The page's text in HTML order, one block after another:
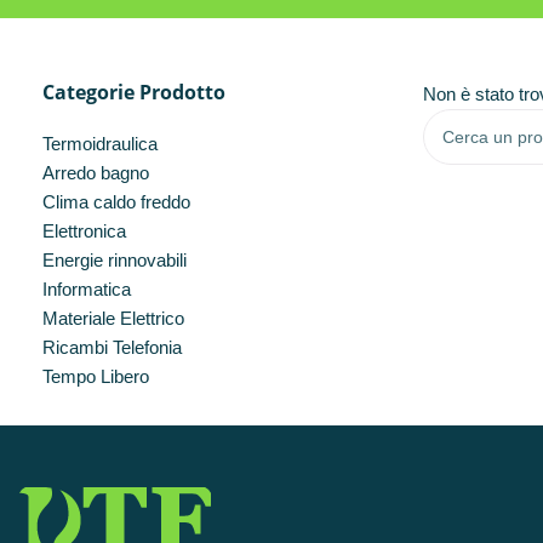
Categorie Prodotto
Termoidraulica
Arredo bagno
Clima caldo freddo
Elettronica
Energie rinnovabili
Informatica
Materiale Elettrico
Ricambi Telefonia
Tempo Libero
Non è stato